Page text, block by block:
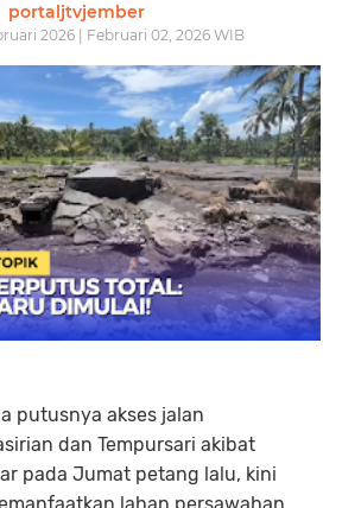
portaljtvjember
2026 | Februari 02, 2026 WIB
putusnya akses jalan
dan Tempursari akibat
pada Jumat petang lalu, kini